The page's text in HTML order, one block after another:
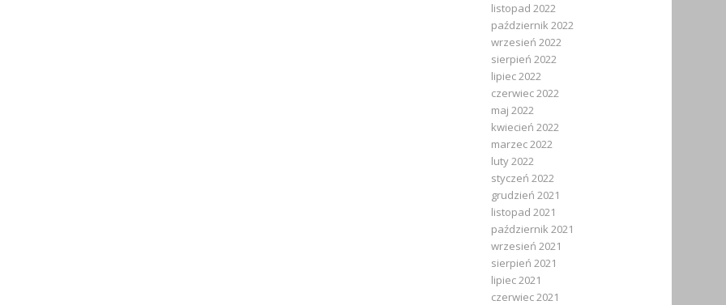
listopad 2022
październik 2022
wrzesień 2022
sierpień 2022
lipiec 2022
czerwiec 2022
maj 2022
kwiecień 2022
marzec 2022
luty 2022
styczeń 2022
grudzień 2021
listopad 2021
październik 2021
wrzesień 2021
sierpień 2021
lipiec 2021
czerwiec 2021